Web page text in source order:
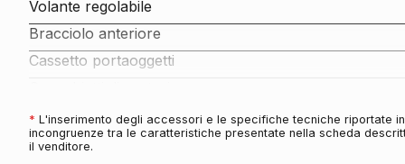
Volante regolabile
Bracciolo anteriore
Cassetto portaoggetti
Antifurti
Antifurto immobilizer
* L'inserimento degli accessori e le specifiche tecniche riportate
incongruenze tra le caratteristiche presentate nella scheda
il venditore.